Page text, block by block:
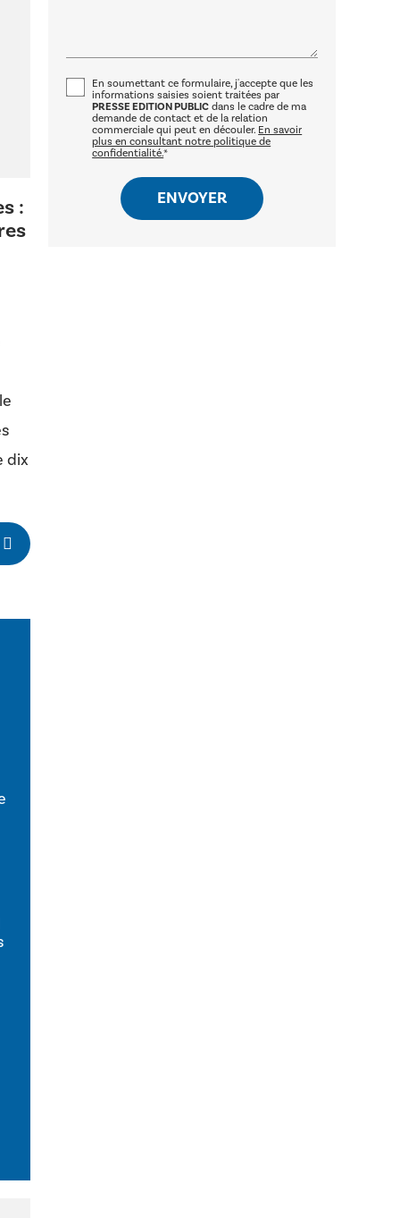
:
dix
En soumettant ce formulaire, j'accepte que les
informations saisies soient traitées par
PRESSE EDITION PUBLIC dans le cadre de ma
demande de contact et de la relation
commerciale qui peut en découler. En savoir
plus en consultant notre politique de
confidentialité.*